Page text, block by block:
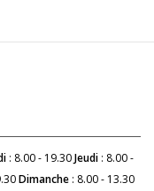
: 8.00 - 19.30Jeudi : 8.00 -
Dimanche : 8.00 - 13.30